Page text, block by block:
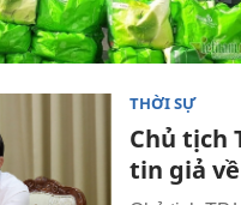
THỜI SỰ
Chủ tịch
tin giả